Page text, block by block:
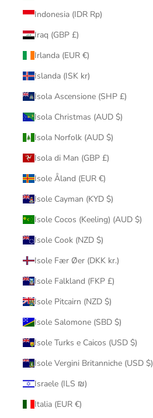
Indonesia (IDR Rp)
Iraq (GBP £)
Irlanda (EUR €)
Islanda (ISK kr)
Isola Ascensione (SHP £)
Isola Christmas (AUD $)
Isola Norfolk (AUD $)
Isola di Man (GBP £)
Isole Åland (EUR €)
Isole Cayman (KYD $)
Isole Cocos (Keeling) (AUD $)
Isole Cook (NZD $)
Isole Fær Øer (DKK kr.)
Isole Falkland (FKP £)
Isole Pitcairn (NZD $)
Isole Salomone (SBD $)
Isole Turks e Caicos (USD $)
Isole Vergini Britanniche (USD $)
Israele (ILS ₪)
Italia (EUR €)